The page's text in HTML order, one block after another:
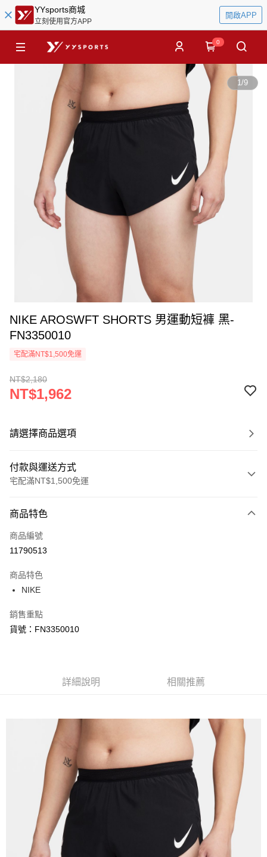
YYsports商城
立刻使用官方APP
開啟APP
0
1/9
NIKE AROSWFT SHORTS 男運動短褲 黑-
FN3350010
宅配滿NT$1,500免運
NT$2,180
NT$1,962
請選擇商品選項
付款與運送方式
宅配滿NT$1,500免運
信用卡一次付款
信用卡分期付款
合作金庫商業銀行
華南商業銀行
國泰世華商業銀行
臺灣中小企業銀行
玉山商業銀行
星展（台灣）商業銀行
悠遊付
【關於「AFTEE先享後付」】
AFTEE先享後付是「在收到商品之後才付款」的支付方式。 讓您購物簡單
便利好安心！
１．簡單：不需註冊會員、不需綁卡、不需儲值。
２．便利：只要手機號碼，簡訊認證，即可結帳。
３．安心：先確認商品／服務後，再付款。
【「AFTEE先享後付」結帳流程】
１．於結帳方式選擇「AFTEE先享後付」後，將跳轉至「AFTEE先享後付」
結帳頁面，進行簡訊認證並確認金額後，即可完成結帳。
２．訂單成立數日內，您將收到繳費通知簡訊。
３．收到繳費通知簡訊後14天內，點擊此簡訊中的連結，可透過四大超商／
ATM／網路銀行／等多元方式進行付款，方視為交易完成。
每筆NT$120，滿NT$1,500(含以上)免運費
商品特色
商品編號
11790513
商品特色
NIKE
銷售重點
貨號：FN3350010
詳細說明 相關推薦